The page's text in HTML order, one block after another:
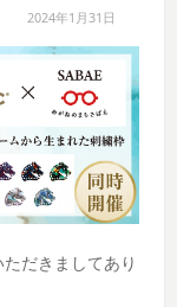
2024年1月31日
だきましてあり